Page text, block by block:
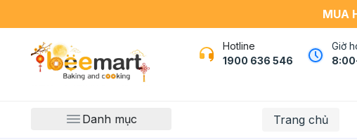
MUA
Hotline
1900 636 546
Giờ
Danh mục Trang chủ